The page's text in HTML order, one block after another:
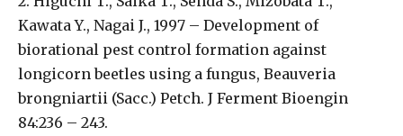
Kawata Y., Nagai J., 1997 – Development of
biorational pest control formation against
longicorn beetles using a fungus, Beauveria
brongniartii (Sacc.) Petch. J Ferment Bioengin
84:236 – 243.